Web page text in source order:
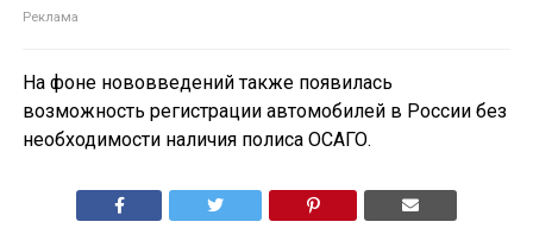
На фоне нововведений также появилась
возможность регистрации автомобилей в России без
необходимости наличия полиса ОСАГО.